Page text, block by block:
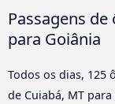
Passagens
para Goiânia
Todos os dias, 125
de Cuiabá, MT